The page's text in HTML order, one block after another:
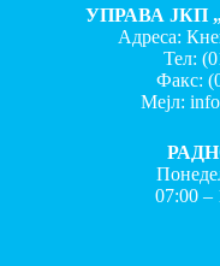
УПРАВА ЈКП
Адреса:
Тел:
Факс:
Мејл:
07:00 –